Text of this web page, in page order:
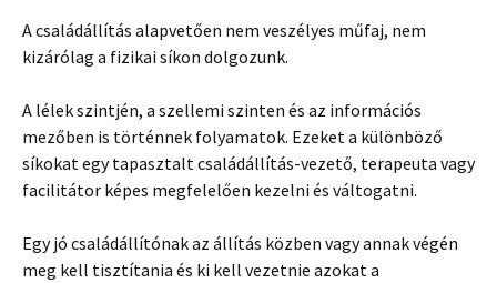
A családállítás alapvetően nem veszélyes műfaj, nem
kizárólag a fizikai síkon dolgozunk.
A lélek szintjén, a szellemi szinten és az információs
mezőben is történnek folyamatok. Ezeket a különböző
síkokat egy tapasztalt családállítás-vezető, terapeuta vagy
facilitátor képes megfelelően kezelni és váltogatni.
Egy jó családállítónak az állítás közben vagy annak végén
meg kell tisztítania és ki kell vezetnie azokat a